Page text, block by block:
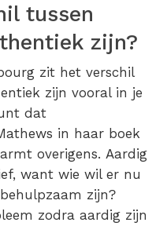
tussen
zijn?
zit het verschil
zijn vooral in je
dat
in haar boek
overigens. Aardig
want wie wil er nu
zijn?
zodra aardig zijn